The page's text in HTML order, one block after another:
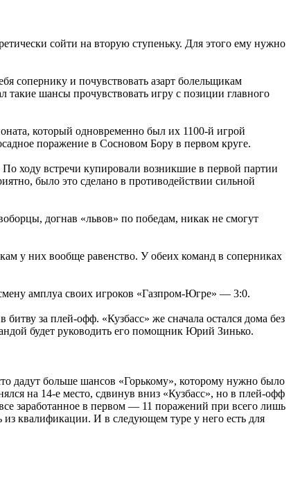
сойти на вторую ступеньку. Для этого ему нужно
сопернику и почувствовать азарт болельщикам
такие шансы прочувствовать игру с позиции главного
который одновременно был их 1100-й игрой
поражение в Сосновом Бору в первом круге.
ходу встречи купировали возникшие в первой партии
было это сделано в противодействии сильной
догнав «львов» по победам, никак не смогут
у них вообще равенство. У обеих команд в соперниках
амплуа своих игроков «Газпром-Югре» — 3:0.
за плей-офф. «Кузбасс» же сначала остался дома без
будет руководить его помощник Юрий Зинько.
дадут больше шансов «Горькому», которому нужно было
на 14-е место, сдвинув вниз «Кузбасс», но в плей-офф
заработанное в первом — 11 поражений при всего лишь
квалификации. И в следующем туре у него есть для